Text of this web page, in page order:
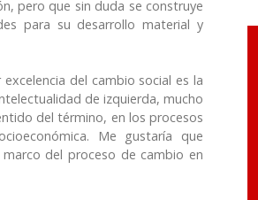
pero que sin duda se construye
para su desarrollo material y
del cambio social es la
de izquierda, mucho
del término, en los procesos
Me gustaría que
del proceso de cambio en